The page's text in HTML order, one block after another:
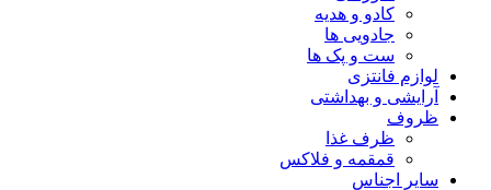
کادو و هدیه
جادویی ها
ست و پک ها
لوازم فانتزی
آرایشی و بهداشتی
ظروف
ظرف غذا
قمقمه و فلاکس
سایر اجناس